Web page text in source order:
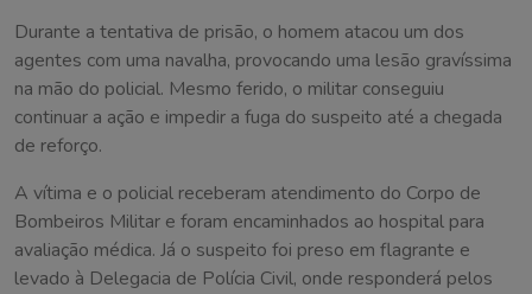
Durante a tentativa de prisão, o homem atacou um dos
agentes com uma navalha, provocando uma lesão gravíssima
na mão do policial. Mesmo ferido, o militar conseguiu
continuar a ação e impedir a fuga do suspeito até a chegada
de reforço.
A vítima e o policial receberam atendimento do Corpo de
Bombeiros Militar e foram encaminhados ao hospital para
avaliação médica. Já o suspeito foi preso em flagrante e
levado à Delegacia de Polícia Civil, onde responderá pelos